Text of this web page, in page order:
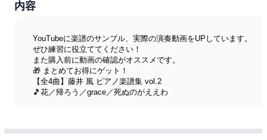
内容
YouTubeに楽譜のサンプル、実際の演奏動画をUPしています。
ぜひ練習に役立ててください！
また購入前に動画の確認がオススメです。
🎁 まとめてお得にゲット！
【全4曲】藤井 風 ピアノ楽譜集 vol.2
🎵花／帰ろう／grace／死ぬのがええわ
https://m.kokomu.jp/artist/thetapiano